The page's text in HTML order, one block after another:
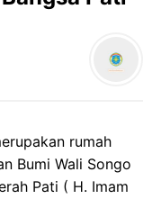
rumah
Bumi Wali Songo
Pati ( H. Imam